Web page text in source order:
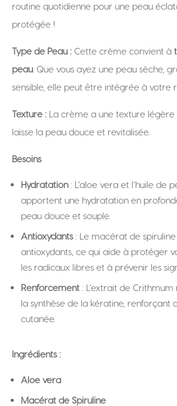
routine quotidienne pour une peau
protégée !
Type de Peau : Cette crème convient à
peau . Que vous ayez une peau sèche,
sensible, elle peut être intégrée à votre
Texture : La crème a une texture
laisse la peau douce et revitalisée.
Besoins
Hydratation: L’aloe vera et l’huile de
apportent une hydratation en
peau douce et souple.
Antioxydants: Le macérat de
antioxydants, ce qui aide à protéger
les radicaux libres et à prévenir les
Renforcement : L’extrait de
la synthèse de la kératine, renforçant
cutanée.
Ingrédients :
Aloe vera
Macérat de Spiruline